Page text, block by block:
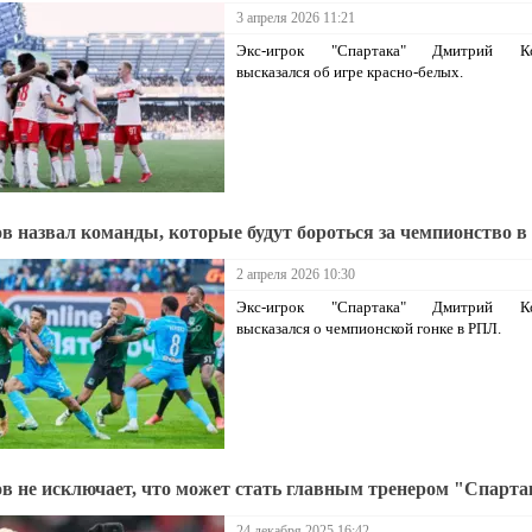
3 апреля 2026 11:21
Экс-игрок "Спартака" Дмитрий
высказался об игре красно-белых.
назвал команды, которые будут бороться за чемпионство
2 апреля 2026 10:30
Экс-игрок "Спартака" Дмитрий
высказался о чемпионской гонке в РПЛ.
не исключает, что может стать главным тренером